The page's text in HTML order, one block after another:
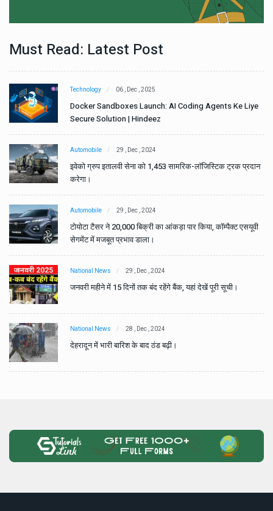
Must Read: Latest Post
Technology 06 , Dec , 2025
Docker Sandboxes Launch: AI Coding Agents Ke Liye
Secure Solution | Hindeez
Automobile 29 , Dec , 2024
इवेको ग्रुप इतालवी सेना को 1,453 सामरिक-लॉजिस्टिक ट्रक प्रदान
करेगा।
Automobile 29 , Dec , 2024
टोयोटा टैसर ने 20,000 बिक्री का आंकड़ा पार किया, कॉम्पैक्ट एसयूवी
सेगमेंट में मजबूत प्रभाव डाला।
National News 29 , Dec , 2024
जनवरी महीने में 15 दिनों तक बंद रहेंगे बैंक, यहां देखें पूरी सूची।
National News 28 , Dec , 2024
देहरादून में भारी बारिश के बाद ठंड बढ़ी।